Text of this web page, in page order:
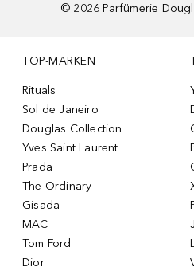
© 2026 Parfümerie
TOP-MARKEN
Rituals
Sol de Janeiro
Douglas Collection
Yves Saint Laurent
Prada
The Ordinary
Gisada
MAC
Tom Ford
Dior